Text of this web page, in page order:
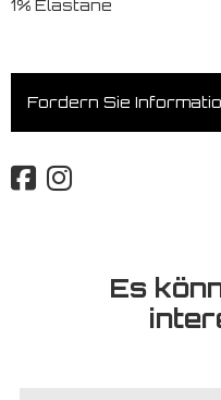
1% Elastane
Fordern Sie
Es